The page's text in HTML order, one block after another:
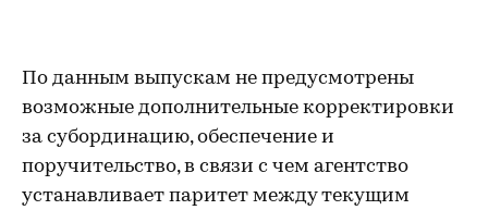
По данным выпускам не предусмотрены
возможные дополнительные корректировки
за субординацию, обеспечение и
поручительство, в связи с чем агентство
устанавливает паритет между текущим